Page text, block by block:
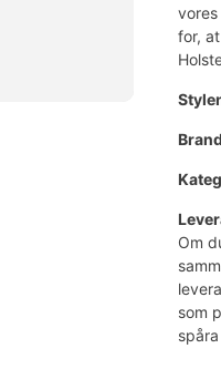
for,
Om
som